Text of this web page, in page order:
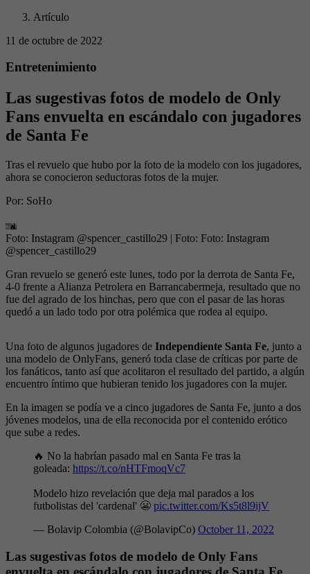
Artículo
11 de octubre de 2022
Entretenimiento
Las sugestivas fotos de modelo de Only
Fans envuelta en escándalo con jugadores
de Santa Fe
Tras el revuelo que hubo por la foto de la modelo con los jugadores,
ahora se conocieron seductoras fotos de la mujer.
Por: SoHo
Foto: Instagram @spencer_castillo29 | Foto: Foto: Instagram
@spencer_castillo29
Gran revuelo se generó este lunes, todo por la derrota de Santa Fe,
4-0 frente a Alianza Petrolera en Barrancabermeja, resultado que no
fue del agrado de los hinchas, pero que con el pasar de las horas
quedó a un lado todo por otra polémica que rodea al equipo.
Una foto de algunos jugadores de Independiente Santa Fe, junto a
una modelo de OnlyFans, generó toda clase de críticas por parte de
los fanáticos, tanto así que acolitaron el resultado del partido, a algún
encuentro íntimo que hubieran tenido los jugadores con la mujer.
En la imagen se podía ve a cinco jugadores de Santa Fe, junto a dos
jóvenes modelos, una de ella reconocida por el contenido erótico
que sube a redes.
🔥 No la habrían pasado mal en Santa Fe tras la
goleada: https://t.co/nHTFmoqVc7
Modelo hizo revelación que deja mal parados a los
futbolistas del 'cardenal' 😬 pic.twitter.com/Ks5t8l9ijV
— Bolavip Colombia (@BolavipCo) October 11, 2022
Las sugestivas fotos de modelo de Only Fans